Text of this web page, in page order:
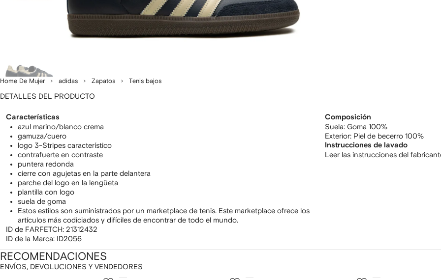
Home De Mujer adidas Zapatos Tenis bajos
DETALLES DEL PRODUCTO
Características
azul marino/blanco crema
gamuza/cuero
logo 3-Stripes característico
contrafuerte en contraste
puntera redonda
cierre con agujetas en la parte delantera
parche del logo en la lengüeta
plantilla con logo
suela de goma
Estos estilos son suministrados por un marketplace de tenis. Este marketplace ofrece los
artículos más codiciados y difíciles de encontrar de todo el mundo.
ID de FARFETCH: 21312432
ID de la Marca: ID2056
Composición
Suela: Goma 100%
Exterior: Piel de becerro 100%
Instrucciones de lavado
Leer las instrucciones del
ENVÍOS, DEVOLUCIONES Y VENDEDORES
RECOMENDACIONES
2
3
4